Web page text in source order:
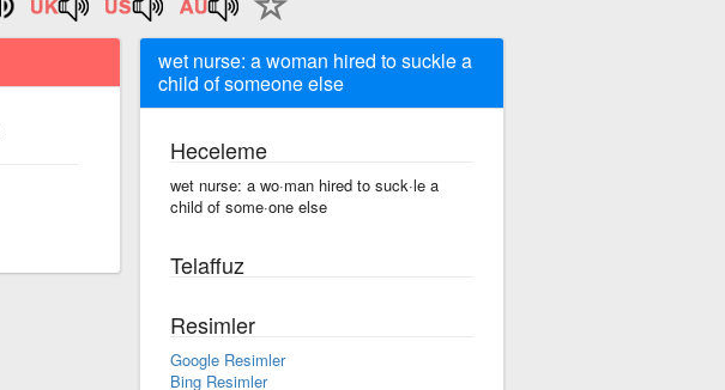
wet nurse: a woman hired to suckle a
child of someone else
Heceleme
wet nurse: a wo·man hired to suck·le a
child of some·one else
Telaffuz
Resimler
Google Resimler
Bing Resimler